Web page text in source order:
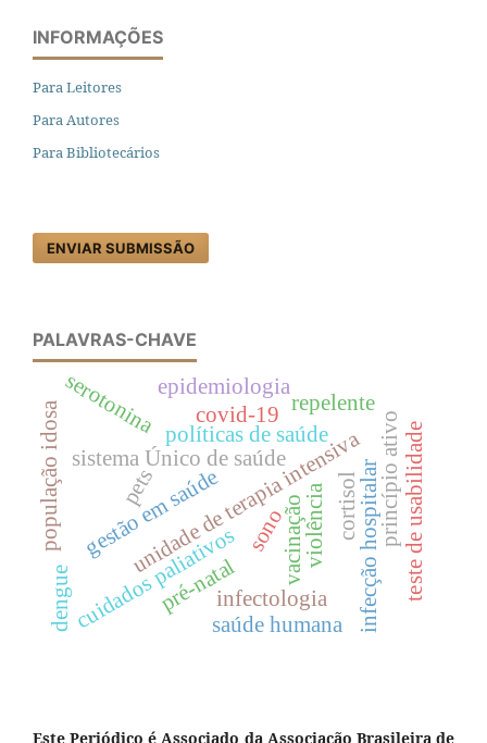
INFORMAÇÕES
Para Leitores
Para Autores
Para Bibliotecários
ENVIAR SUBMISSÃO
PALAVRAS-CHAVE
unidade de terapia intensiva
cuidados paliativos
sistema Único de saúde
políticas de saúde
gestão em saúde vacinação
covid-19
população idosa infecção hospitalar
infectologia
sono
repelente
saúde humana
princípio ativoteste de usabilidade
pré-natal
violência
epidemiologia
dengue
serotonina
cortisol
pets
Este Periódico é Associado da Associação Brasileira de